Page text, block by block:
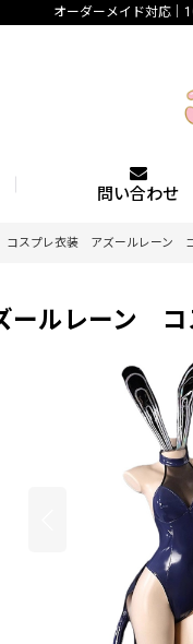
オーダーメイド対応｜
問い合わせ
スプレ衣装 アズールレーン
ルレーン コ